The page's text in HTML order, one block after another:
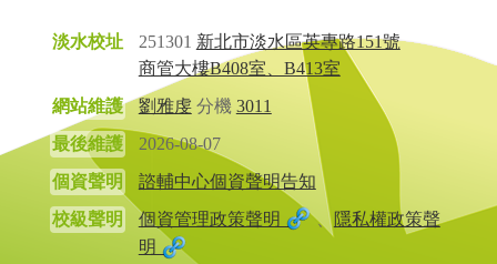
淡水校址 251301 新北市淡水區英專路151號
商管大樓B408室、B413室
網站維護
劉雅虔分機 3011
最後維護
2026-08-07
個資聲明
諮輔中心個資聲明告知
校級聲明
個資管理政策聲明 、 隱私權政策聲
明